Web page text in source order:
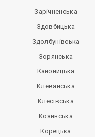
Зарічненська
Здовбицька
Здолбунівська
Зорянська
Каноницька
Клеванська
Клесівська
Козинська
Корецька